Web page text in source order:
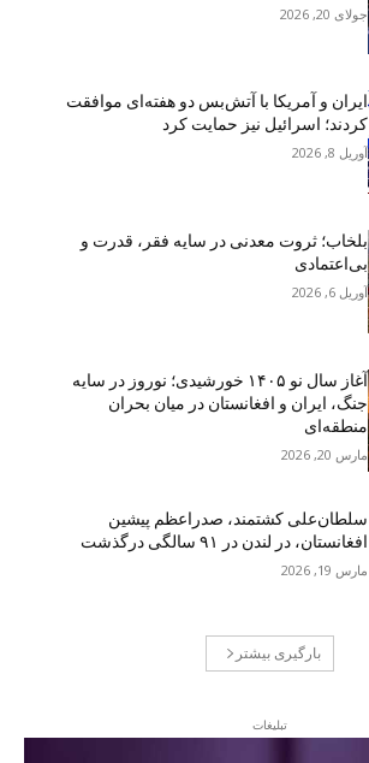
جولای 20, 2026
ایران و آمریکا با آتش‌بس دو هفته‌ای موافقت
کردند؛ اسرائیل نیز حمایت کرد
آوریل 8, 2026
بلخاب؛ ثروت معدنی در سایه فقر، قدرت و
بی‌اعتمادی
آوریل 6, 2026
آغاز سال نو ۱۴۰۵ خورشیدی؛ نوروز در سایه
جنگ، ایران و افغانستان در میان بحران
منطقه‌ای
مارس 20, 2026
سلطان‌علی کشتمند، صدراعظم پیشین
افغانستان، در لندن در ۹۱ سالگی درگذشت
مارس 19, 2026
بارگیری بیشتر
تبلیغات